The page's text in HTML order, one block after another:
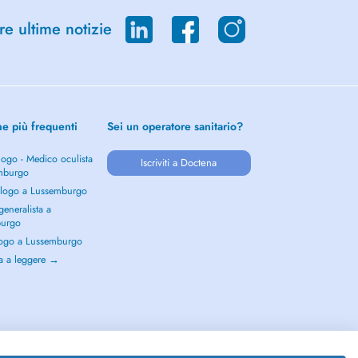
ultime notizie
più frequenti
- Medico oculista
a Lussemburgo
a
a Lussemburgo
a leggere →
Sei un operatore sanitario?
Iscriviti a Doctena